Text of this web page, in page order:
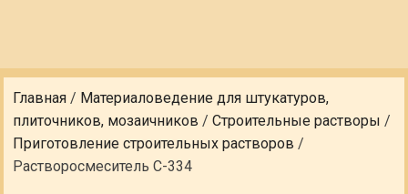
Главная / Материаловедение для штукатуров,
плиточников, мозаичников /Строительные растворы /
Приготовление строительных растворов /
Растворосмеситель С-334